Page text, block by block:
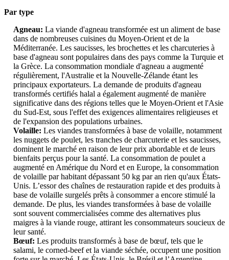
Par type
Agneau: La viande d'agneau transformée est un aliment de base
dans de nombreuses cuisines du Moyen-Orient et de la
Méditerranée. Les saucisses, les brochettes et les charcuteries à
base d'agneau sont populaires dans des pays comme la Turquie et
la Grèce. La consommation mondiale d'agneau a augmenté
régulièrement, l'Australie et la Nouvelle-Zélande étant les
principaux exportateurs. La demande de produits d'agneau
transformés certifiés halal a également augmenté de manière
significative dans des régions telles que le Moyen-Orient et l'Asie
du Sud-Est, sous l'effet des exigences alimentaires religieuses et
de l'expansion des populations urbaines.
Volaille: Les viandes transformées à base de volaille, notamment
les nuggets de poulet, les tranches de charcuterie et les saucisses,
dominent le marché en raison de leur prix abordable et de leurs
bienfaits perçus pour la santé. La consommation de poulet a
augmenté en Amérique du Nord et en Europe, la consommation
de volaille par habitant dépassant 50 kg par an rien qu'aux États-
Unis. L’essor des chaînes de restauration rapide et des produits à
base de volaille surgelés prêts à consommer a encore stimulé la
demande. De plus, les viandes transformées à base de volaille
sont souvent commercialisées comme des alternatives plus
maigres à la viande rouge, attirant les consommateurs soucieux de
leur santé.
Bœuf: Les produits transformés à base de bœuf, tels que le
salami, le corned-beef et la viande séchée, occupent une position